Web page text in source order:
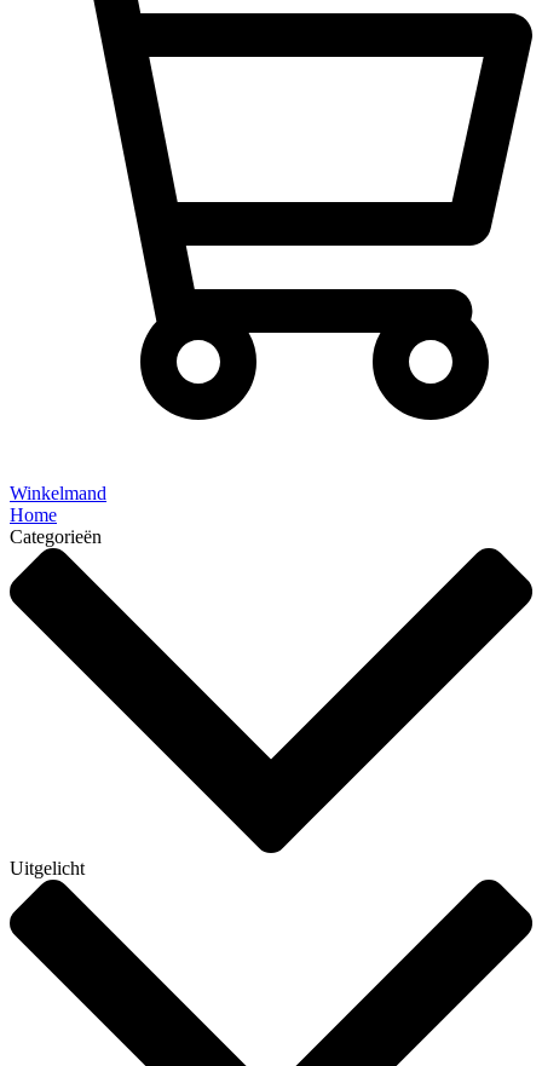
Winkelmand
Home
Categorieën
Uitgelicht